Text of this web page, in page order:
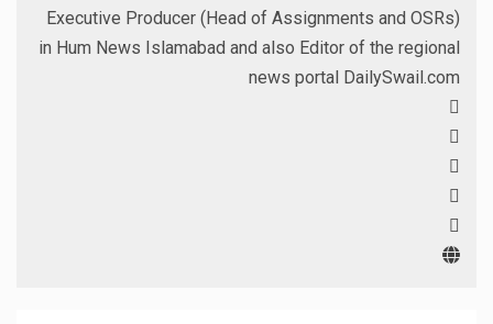
Executive Producer (Head of Assignments and OSRs)
in Hum News Islamabad and also Editor of the regional
news portal DailySwail.com